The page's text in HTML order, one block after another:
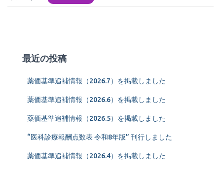
最近の投稿
薬価基準追補情報（2026.7）を掲載しました
薬価基準追補情報（2026.6）を掲載しました
薬価基準追補情報（2026.5）を掲載しました
“医科診療報酬点数表 令和8年版” 刊行しました
薬価基準追補情報（2026.4）を掲載しました